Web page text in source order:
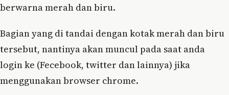
berwarna merah dan biru.
Bagian yang di tandai dengan kotak merah dan biru
tersebut, nantinya akan muncul pada saat anda
login ke (Fecebook, twitter dan lainnya) jika
menggunakan browser chrome.